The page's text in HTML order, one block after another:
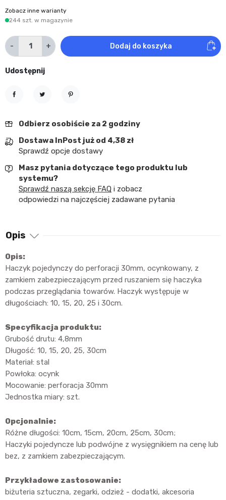
Zobacz inne warianty
244 szt. w magazynie
- + Dodaj do koszyka
Udostępnij
Odbierz osobiście za 2 godziny
Dostawa InPost już od 4,38 zł
Sprawdź opcje dostawy
Masz pytania dotyczące tego produktu lub
systemu?
Sprawdź naszą sekcję FAQ i zobacz
odpowiedzi na najczęściej zadawane pytania
Opis
Opis:
Haczyk pojedynczy do perforacji 30mm, ocynkowany, z
zamkiem zabezpieczającym przed ruszaniem się haczyka
podczas przeglądania towarów. Haczyk występuje w
długościach: 10, 15, 20, 25 i 30cm.
Specyfikacja produktu:
Grubość drutu: 4,8mm
Długość: 10, 15, 20, 25, 30cm
Materiał: stal
Powłoka: ocynk
Mocowanie: perforacja 30mm
Jednostka miary: szt.
Opcjonalnie:
Różne długości: 10cm, 15cm, 20cm, 25cm, 30cm;
Haczyki pojedyncze lub podwójne z wysięgnikiem na cenę lub
bez, z zamkiem zabezpieczającym.
Przykładowe zastosowanie:
biżuteria sztuczna, zegarki, odzież - dodatki, akcesoria